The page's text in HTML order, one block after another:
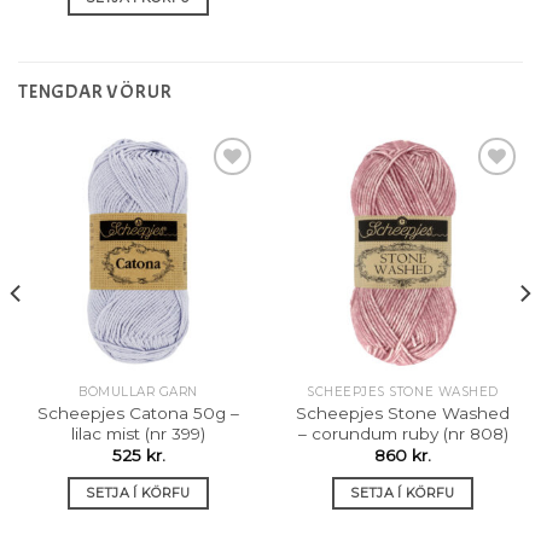
TENGDAR VÖRUR
BÓMULLAR GARN
Scheepjes Catona 50g –
lilac mist (nr 399)
525 kr.
SETJA Í KÖRFU
SCHEEPJES STONE WASHED
Scheepjes Stone Washed
– corundum ruby (nr 808)
860 kr.
SETJA Í KÖRFU